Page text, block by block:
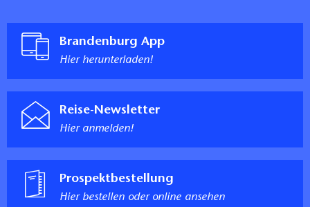
Brandenburg App
Hier herunterladen!
Reise-Newsletter
Hier anmelden!
Prospektbestellung
Hier bestellen oder online ansehen